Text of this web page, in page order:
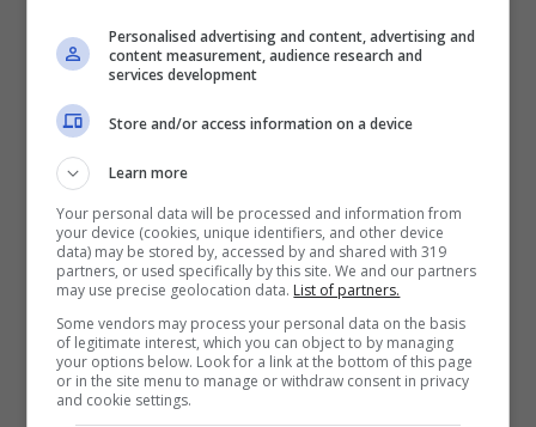
Giugno 16, 2025
Personalised advertising and content, advertising and
content measurement, audience research and
services development
Store and/or access information on a device
Learn more
Your personal data will be processed and information from
your device (cookies, unique identifiers, and other device
data) may be stored by, accessed by and shared with 319
partners, or used specifically by this site. We and our partners
may use precise geolocation data. List of partners.
Some vendors may process your personal data on the basis
of legitimate interest, which you can object to by managing
your options below. Look for a link at the bottom of this page
or in the site menu to manage or withdraw consent in privacy
and cookie settings.